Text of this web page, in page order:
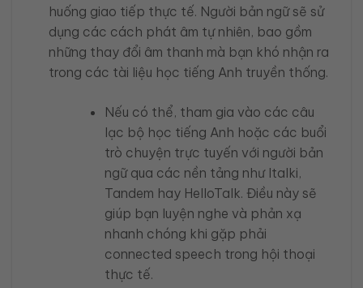
huống giao tiếp thực tế. Người bản ngữ sẽ sử
dụng các cách phát âm tự nhiên, bao gồm
những thay đổi âm thanh mà bạn khó nhận ra
trong các tài liệu học tiếng Anh truyền thống.
Nếu có thể, tham gia vào các câu
lạc bộ học tiếng Anh hoặc các buổi
trò chuyện trực tuyến với người bản
ngữ qua các nền tảng như Italki,
Tandem hay HelloTalk. Điều này sẽ
giúp bạn luyện nghe và phản xạ
nhanh chóng khi gặp phải
connected speech trong hội thoại
thực tế.